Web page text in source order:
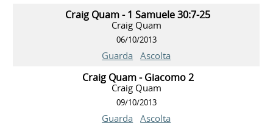
Craig Quam - 1 Samuele 30:7-25
Craig Quam
06/10/2013
Guarda Ascolta
Craig Quam - Giacomo 2
Craig Quam
09/10/2013
Guarda Ascolta